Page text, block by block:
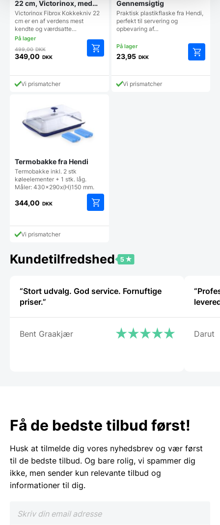
22 cm, Victorinox, med
FIBROX-skaft og tænder
Victorinox Fibrox Kokkekniv 22
cm er en af verdens mest
kendte og værdsatte…
499,00DKKDen
oprindelige
var:
499,00 DKK.
349,00 DKK
aktuelle
prisVi prismatcher
Gennemsigtig
Praktisk plastikflaske fra Hendi,
perfekt til servering og
opbevaring af…
23,95 DKK
Vi prismatcher
Termobakke fra Hendi
Termobakke inkl. 2 stk
køleelementer + 1 stk. låg.
Måler: 430x290x(H)150 mm.
344,00 DKK
Vi prismatcher
Kundetilfredshed
“Stort udvalg. God service. Fornuftige
priser.”
Bent Graakjær Darut
Få de bedste tilbud først!
Husk at tilmelde dig vores nyhedsbrev og vær først
til de bedste tilbud. Og bare rolig, vi spammer dig
ikke, men sender kun relevante tilbud og
informationer til dig.